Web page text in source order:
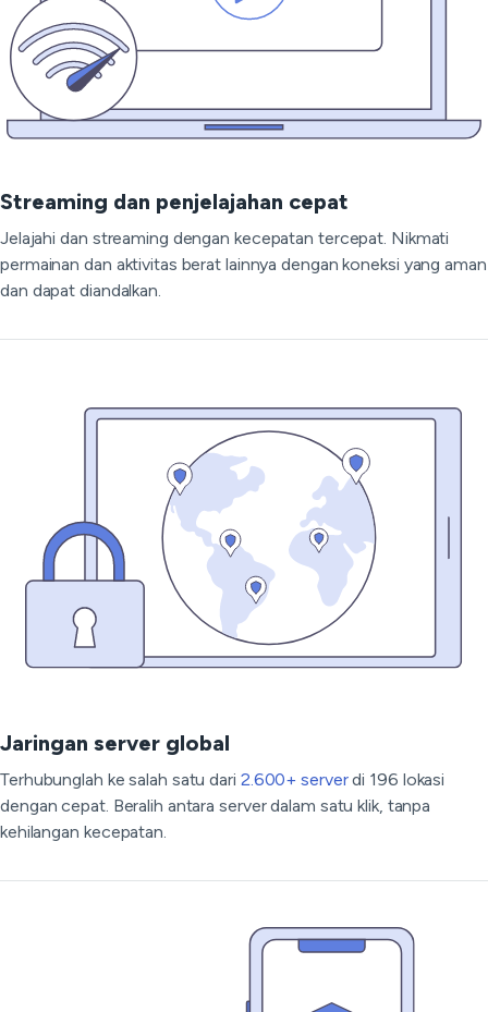
Streaming dan penjelajahan cepat
Jelajahi dan streaming dengan kecepatan tercepat. Nikmati
permainan dan aktivitas berat lainnya dengan koneksi yang aman
dan dapat diandalkan.
Jaringan server global
Terhubunglah ke salah satu dari 2.600+ serverdi 196 lokasi
dengan cepat. Beralih antara server dalam satu klik, tanpa
kehilangan kecepatan.